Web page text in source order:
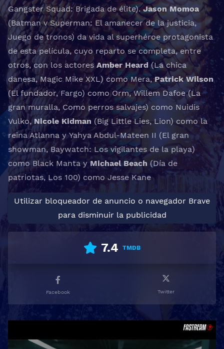
Gangster Squad: Brigada de élite).Jason Momoa
(Batman v Superman: El amanecer de la justicia,
Juego de tronos) da vida al superhéroe protagonista
de esta película, cuyo reparto se completa, entre
otros, con los actoresAmber Heard(La chica
danesa,Magic Mike XXL) como Mera,Patrick Wilson
(El fundador, Fargo) como Orm, Willem Dafoe (La
gran muralla, Como perros salvajes) como Nuidis
Vulko, Nicole Kidman (Big Little Lies, Lion) como la
reina Atlanna y Yahya Abdul-Mateen II (El gran
showman, Baywatch: Los vigilantes de la playa)
como Black Manta y Michael Beach (Día de
patriotas, Los 100) como Jesse Kane
Utilizar bloqueador de anuncio o navegador Brave
para disminuir la publicidad
7.4 TMDB
Facebook Twitter